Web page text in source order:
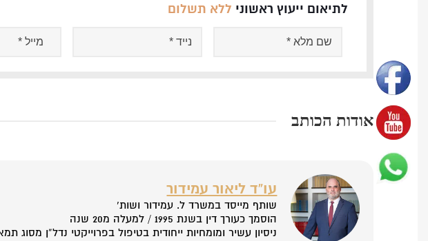
לתיאום ייעוץ ראשוני ללא תשלום
אודות הכותב
עו”ד ליאור עמידור
שותף מייסד במשרד ל. עמידור ושות’
הוסמך כעורך דין בשנת 1995 / למעלה מ20 שנה
ניסיון עשיר ומומחיות ייחודית בטיפול בפרוייקטי נדל”ן מסוג תמא 38 ופינוי בינוי בלתי ניתנות